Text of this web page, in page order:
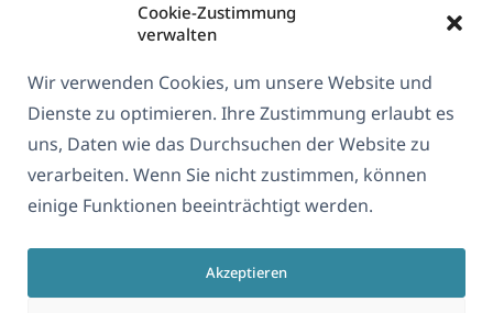
Cookie-Zustimmung
verwalten
Wir verwenden Cookies, um unsere Website und
Dienste zu optimieren. Ihre Zustimmung erlaubt es
uns, Daten wie das Durchsuchen der Website zu
verarbeiten. Wenn Sie nicht zustimmen, können
einige Funktionen beeinträchtigt werden.
Akzeptieren
Über WPML
DSGVO & Datenschutzrichtlinie
Unserem Team beitreten(öffnet
(öffnet(öffnet(öffnet